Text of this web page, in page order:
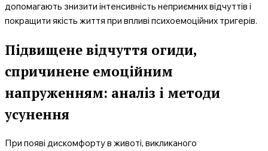
допомагають знизити інтенсивність неприємних відчуттів і
покращити якість життя при впливі психоемоційних тригерів.
Підвищене відчуття огиди,
спричинене емоційним
напруженням: аналіз і методи
усунення
При появі дискомфорту в животі, викликаного